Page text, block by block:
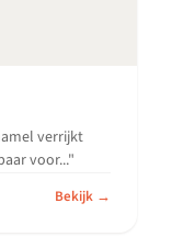
verrijkt
voor..."
Bekijk →